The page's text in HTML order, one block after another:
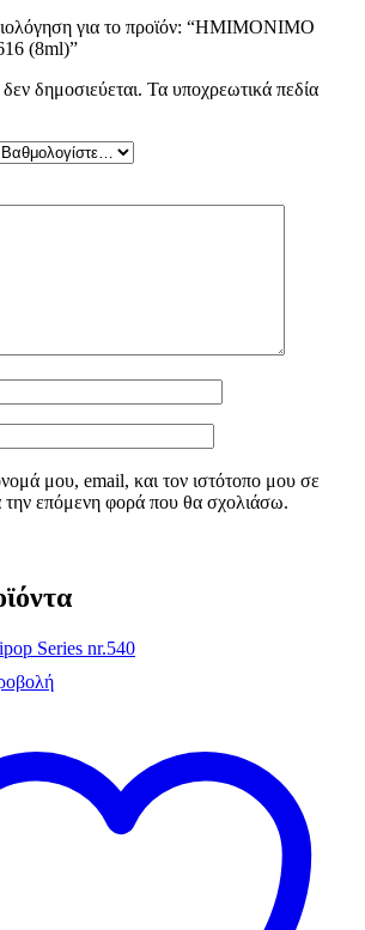
για το προϊόν: “ΗΜΙΜΟΝΙΜΟ
(8ml)”
δημοσιεύεται. Τα υποχρεωτικά πεδία
μου, email, και τον ιστότοπο μου σε
την επόμενη φορά που θα σχολιάσω.